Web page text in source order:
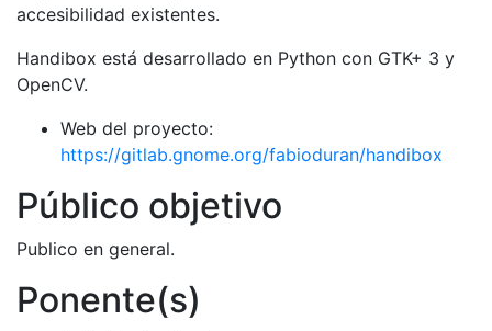
accesibilidad existentes.
Handibox está desarrollado en Python con GTK+ 3 y
OpenCV.
Web del proyecto:
https://gitlab.gnome.org/fabioduran/handibox
Público objetivo
Publico en general.
Ponente(s)